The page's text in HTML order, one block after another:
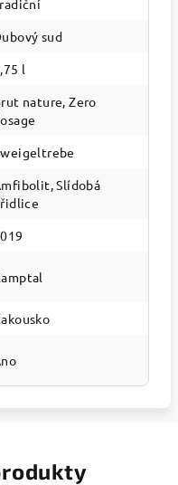
sud
l
nature, Zero
Slídobá